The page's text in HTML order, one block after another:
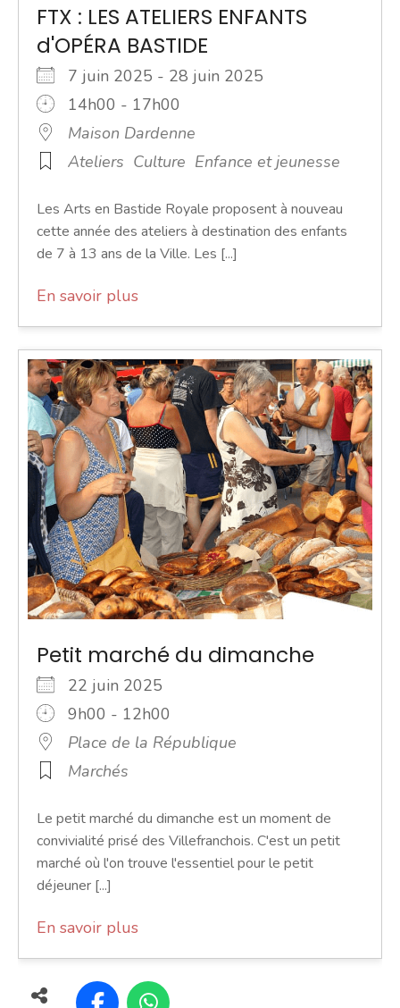
FTX : LES ATELIERS ENFANTS
d'OPÉRA BASTIDE
7 juin 2025 - 28 juin 2025
14h00 - 17h00
Maison Dardenne
Ateliers Culture Enfance et jeunesse
Les Arts en Bastide Royale proposent à nouveau
cette année des ateliers à destination des enfants
de 7 à 13 ans de la Ville. Les [...]
En savoir plus
Petit marché du dimanche
22 juin 2025
9h00 - 12h00
Place de la République
Marchés
Le petit marché du dimanche est un moment de
convivialité prisé des Villefranchois. C'est un petit
marché où l'on trouve l'essentiel pour le petit
déjeuner [...]
En savoir plus